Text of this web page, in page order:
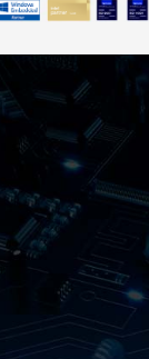
ード
オン・モジュー
ンピュータ
なお問い合わ